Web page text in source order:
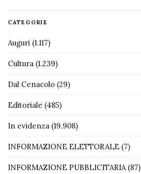
CATEGORIE
Auguri (1.117)
Cultura (1.239)
Dal Cenacolo (29)
Editoriale (485)
In evidenza (19.908)
INFORMAZIONE ELETTORALE (7)
INFORMAZIONE PUBBLICITARIA(87)